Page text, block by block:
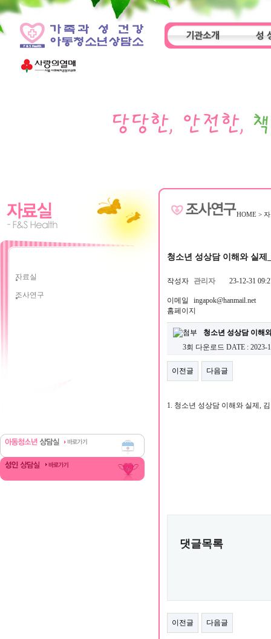
기관소개 성
자료실
조사연구
HOME >
청소년 성상담 이해와 실제
작성자 관리자 23-12-31
이메일
ingapok@hanmail.net
홈페이지
청소년 성상담 이해
3회 다운로드 DATE : 2023-
이전글 다음글
1. 청소년 성상담 이해와 실제,
댓글목록
이전글 다음글